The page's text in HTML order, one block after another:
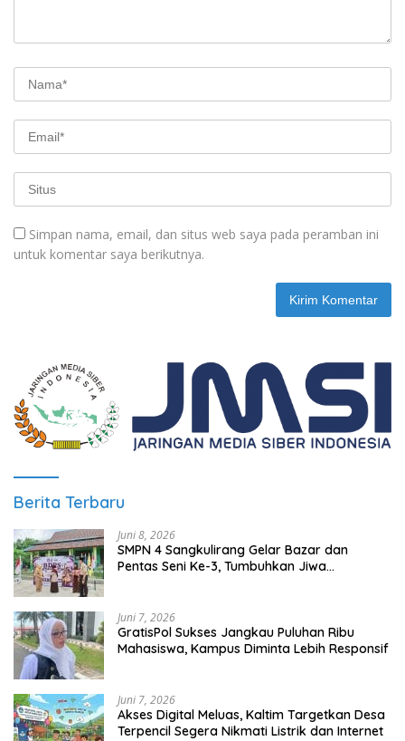
Simpan nama, email, dan situs web saya pada peramban ini
untuk komentar saya berikutnya.
Berita Terbaru
Juni 8, 2026
SMPN 4 Sangkulirang Gelar Bazar dan
Pentas Seni Ke-3, Tumbuhkan Jiwa
Juni 7, 2026
GratisPol Sukses Jangkau Puluhan Ribu
Mahasiswa, Kampus Diminta Lebih Responsif
Juni 7, 2026
Akses Digital Meluas, Kaltim Targetkan Desa
Terpencil Segera Nikmati Listrik dan Internet